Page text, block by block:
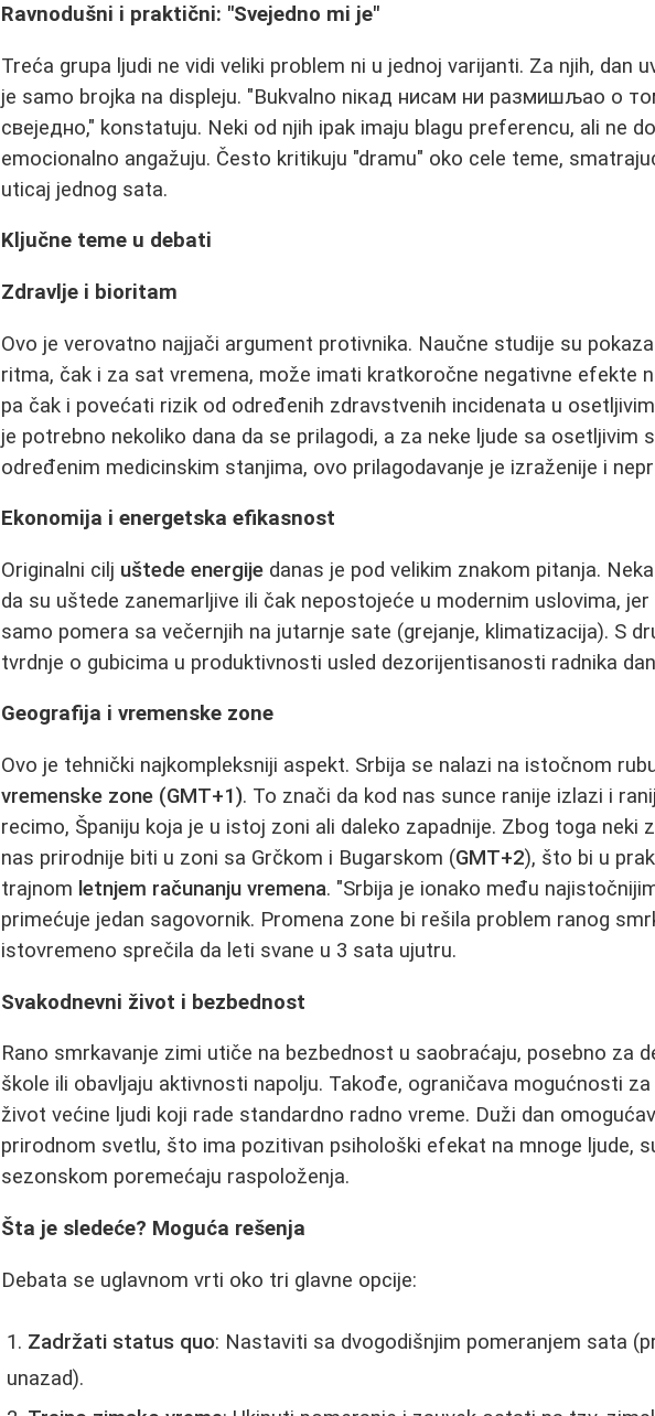
Ravnodušni i praktični: "Svejedno mi je"
Treća grupa ljudi ne vidi veliki problem ni u jednoj varijanti. Za njih, dan
je samo brojka na displeju. "Bukvalno niкад нисам ни размишљао о
свеједно," konstatuju. Neki od njih ipak imaju blagu preferencu, ali ne
emocionalno angažuju. Često kritikuju "dramu" oko cele temе,
uticaj jednog sata.
Ključne teme u debati
Zdravlje i bioritam
Ovo je verovatno najjači argument protivnika. Naučne studije su
ritma, čak i za sat vremena, može imati kratkoročne negativne efekte
pa čak i povećati rizik od određenih zdravstvenih incidenata u
je potrebno nekoliko dana da se prilagodi, a za neke ljude sa osetljivim
određenim medicinskim stanjima, ovo prilagodavanje je izraženije i
Ekonomija i energetska efikasnost
Originalni cilj uštede energije danas je pod velikim znakom pitanja.
da su uštede zanemarljive ili čak nepostojeće u modernim uslovima,
samo pomera sa večernjih na jutarnje sate (grejanje, klimatizacija). S
tvrdnje o gubicima u produktivnosti usled dezorijentisanosti radnika
Geografija i vremenske zone
Ovo je tehnički najkompleksniji aspekt. Srbija se nalazi na istočnom
vremenske zone (GMT+1). To znači da kod nas sunce ranije izlazi i
recimo, Španiju koja je u istoj zoni ali daleko zapadnije. Zbog toga neki
nas prirodnije biti u zoni sa Grčkom i Bugarskom (GMT+2), što bi u
trajnom letnjem računanju vremena. "Srbija je ionako među
primećuje jedan sagovornik. Promena zone bi rešila problem ranog
istovremeno sprečila da leti svane u 3 sata ujutru.
Svakodnevni život i bezbednost
Rano smrkavanje zimi utiče na bezbednost u saobraćaju, posebno za
škole ili obavljaju aktivnosti napolju. Takođe, ograničava mogućnosti
život većine ljudi koji rade standardno radno vreme. Duži dan
prirodnom svetlu, što ima pozitivan psihološki efekat na mnoge ljude,
sezonskom poremećaju raspoloženja.
Šta je sledeće? Moguća rešenja
Debata se uglavnom vrti oko tri glavne opcije:
Zadržati status quo: Nastaviti sa dvogodišnjim pomeranjem sata
unazad).